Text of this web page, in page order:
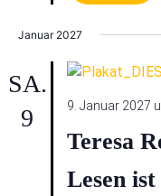
Januar 2027
SA.
9
9. Januar 2027
Teresa
Lesen